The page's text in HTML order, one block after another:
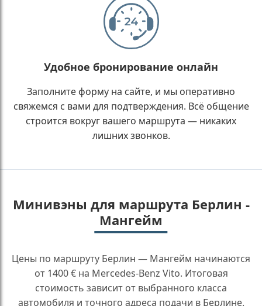
Удобное бронирование онлайн
Заполните форму на сайте, и мы оперативно
свяжемся с вами для подтверждения. Всё общение
строится вокруг вашего маршрута — никаких
лишних звонков.
Минивэны для маршрута Берлин -
Мангейм
Цены по маршруту Берлин — Мангейм начинаются
от 1400 € на Mercedes-Benz Vito. Итоговая
стоимость зависит от выбранного класса
автомобиля и точного адреса подачи в Берлине.